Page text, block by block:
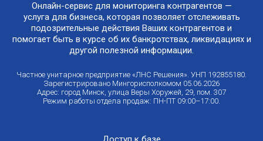
Онлайн-сервис для мониторинга контрагентов —
услуга для бизнеса, которая позволяет отслеживать
подозрительные действия Ваших контрагентов и
помогает быть в курсе об их банкротствах, ликвидациях и
другой полезной информации.
Частное унитарное предприятие «ЛНС Решения». УНП 192855180.
Зарегистрировано Мингорисполкомом 05.06.2026
Адрес: город Минск, улица Веры Хоружей, 29, пом. 307
Режим работы отдела продаж: ПН-ПТ 09:00–17:00.